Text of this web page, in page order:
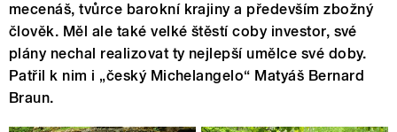
mecenáš, tvůrce barokní krajiny a především zbožný
člověk. Měl ale také velké štěstí coby investor, své
plány nechal realizovat ty nejlepší umělce své doby.
Patřil k nim i „český Michelangelo“ Matyáš Bernard
Braun.